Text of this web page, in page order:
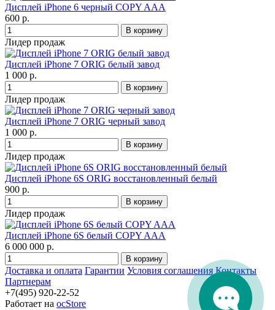
Дисплей iPhone 6 черный COPY AAA
600 р.
Лидер продаж
Дисплей iPhone 7 ORIG белый завод
1 000 р.
Лидер продаж
Дисплей iPhone 7 ORIG черный завод
1 000 р.
Лидер продаж
Дисплей iPhone 6S ORIG восстановленный белый
900 р.
Лидер продаж
Дисплей iPhone 6S белый COPY AAA
6 000 000 р.
Доставка и оплата Гарантии Условия соглашения Контакты
Партнерам
+7(495) 920-22-52
Работает на ocStore